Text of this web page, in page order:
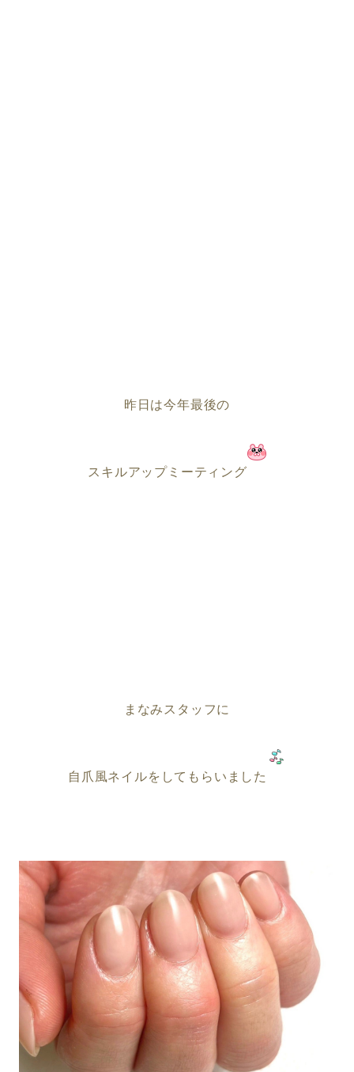
昨日は今年最後の
スキルアップミーティング
まなみスタッフに
自爪風ネイルをしてもらいました